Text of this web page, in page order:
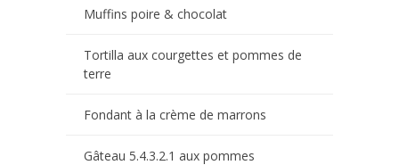
Muffins poire & chocolat
Tortilla aux courgettes et pommes de
terre
Fondant à la crème de marrons
Gâteau 5.4.3.2.1 aux pommes